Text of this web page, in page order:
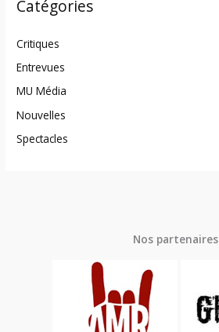
Catégories
Critiques
Entrevues
MU Média
Nouvelles
Spectacles
Nos partenaires